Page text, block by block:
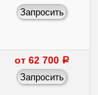
от 62 700 a